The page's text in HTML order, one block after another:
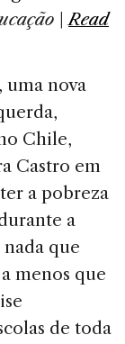
l
e
|Read
uma nova
Chile,
Castro em
a pobreza
a
que
menos que
de toda